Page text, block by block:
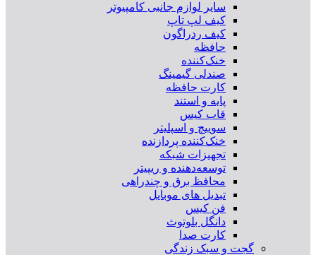
سایر لوازم جانبی کامپیوتر
کیف لپ تاپ
کیف ردراگون
حافظه
خنک‌کننده
صندلی گیمینگ
کارت حافظه
پایه و استند
قاب کیس
سوییچ و اسپلیتر
خنک‌کننده پردازنده
تجهیزات شبکه
توسعه‌دهنده و ریپیتر
محافظ برق و چندراهی
تبدیل های موبایل
فن کیس
دانگل بلوتوث
کارت صدا
گجت و سبک زندگی